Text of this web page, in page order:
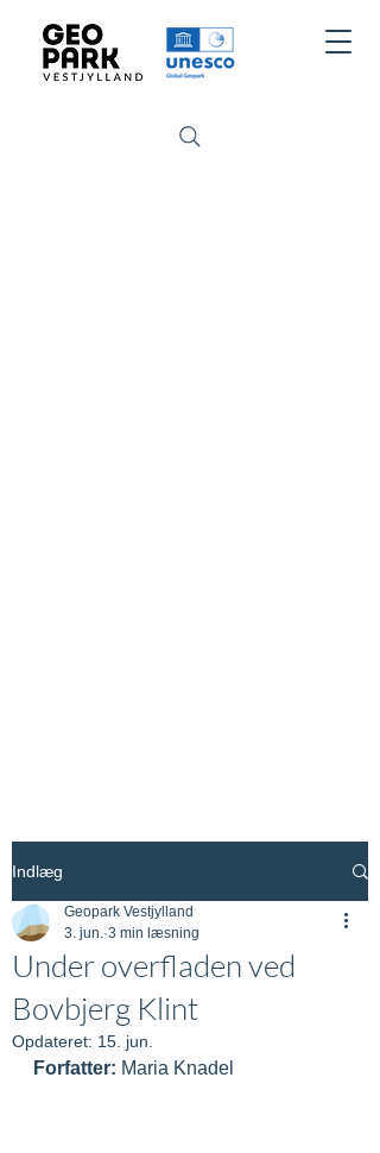
Indlæg
Under overfladen ved
Bovbjerg Klint
Geopark Vestjylland
3. jun. 3 min læsning
Opdateret: 15. jun.
Forfatter: Maria Knadel